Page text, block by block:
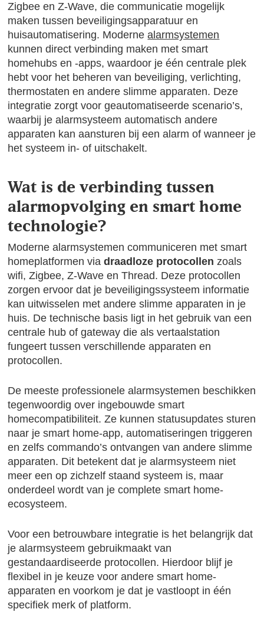
Zigbee en Z-Wave, die communicatie mogelijk
maken tussen beveiligingsapparatuur en
huisautomatisering. Modernealarmsystemen
kunnen direct verbinding maken met smart
homehubs en -apps, waardoor je één centrale plek
hebt voor het beheren van beveiliging, verlichting,
thermostaten en andere slimme apparaten. Deze
integratie zorgt voor geautomatiseerde scenario’s,
waarbij je alarmsysteem automatisch andere
apparaten kan aansturen bij een alarm of wanneer je
het systeem in- of uitschakelt.
Wat is de verbinding tussen
alarmopvolging en smart home
technologie?
Moderne alarmsystemen communiceren met smart
homeplatformen viadraadloze protocollen zoals
wifi, Zigbee, Z-Wave en Thread. Deze protocollen
zorgen ervoor dat je beveiligingssysteem informatie
kan uitwisselen met andere slimme apparaten in je
huis. De technische basis ligt in het gebruik van een
centrale hub of gateway die als vertaalstation
fungeert tussen verschillende apparaten en
protocollen.
De meeste professionele alarmsystemen beschikken
tegenwoordig over ingebouwde smart
homecompatibiliteit. Ze kunnen statusupdates sturen
naar je smart home-app, automatiseringen triggeren
en zelfs commando’s ontvangen van andere slimme
apparaten. Dit betekent dat je alarmsysteem niet
meer een op zichzelf staand systeem is, maar
onderdeel wordt van je complete smart home-
ecosysteem.
Voor een betrouwbare integratie is het belangrijk dat
je alarmsysteem gebruikmaakt van
gestandaardiseerde protocollen. Hierdoor blijf je
flexibel in je keuze voor andere smart home-
apparaten en voorkom je dat je vastloopt in één
specifiek merk of platform.